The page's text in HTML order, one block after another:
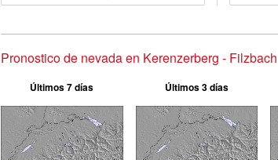
Pronostico de nevada en Kerenzerberg - Filzbach
Últimos 7 días Últimos 3 días